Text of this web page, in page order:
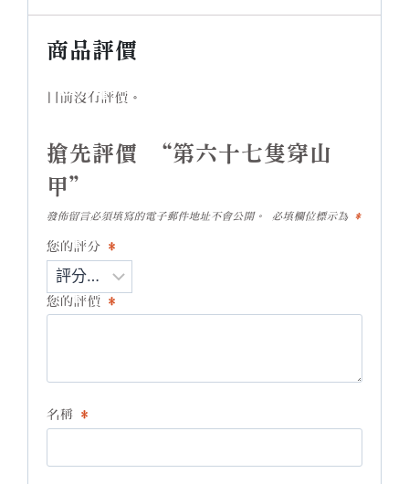
商品評價
目前沒有評價。
搶先評價 “第六十七隻穿山
甲”
發佈留言必須填寫的電子郵件地址不會公開。 必填欄位標示為 *
您的評分 *
您的評價 *
名稱 *